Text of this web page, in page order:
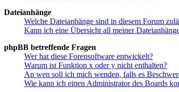
Dateianhänge
Welche Dateianhänge sind in diesem Forum
Kann ich eine Übersicht all meiner
phpBB betreffende Fragen
Wer hat diese Forensoftware entwickelt?
Warum ist Funktion x oder y nicht enthalten?
An wen soll ich mich wenden, falls es
Wie kann ich einen Administrator des Boards